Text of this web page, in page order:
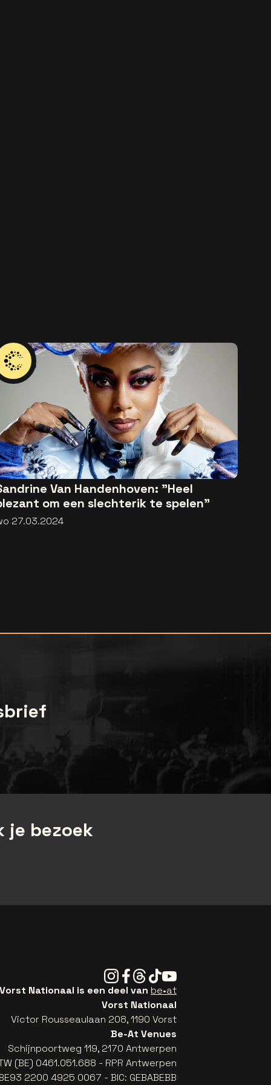
Van Handenhoven: "Heel
om een slechterik te spelen"
27.03.2024
je bezoek
Instagram
Facebook
Threads
TiktokYoutube
Vorst Nationaal is een deel van be•at
Vorst Nationaal
Victor Rousseaulaan 208, 1190 Vorst
Be-At Venues
Schijnpoortweg 119, 2170 Antwerpen
(BE) 0461.051.688 - RPR Antwerpen
2200 4925 0067 - BIC: GEBABEBB